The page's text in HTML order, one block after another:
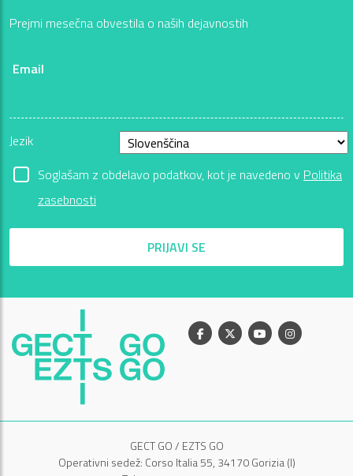
Prejmi mesečna obvestila o naših dejavnostih
Email
Jezik
Soglašam z obdelavo podatkov, kot je navedeno v Politika
zasebnosti
PRIJAVI SE
Facebook
X YoutubeInstagram
GECT GO / EZTS GO
Operativni sedež: Corso Italia 55, 34170 Gorizia (I)